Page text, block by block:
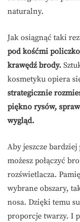
naturalny.
Jak osiągnąć taki
pod kośćmi
krawędź brody.
kosmetyku opiera
strategicznie
piękno rysów,
wygląd.
Aby jeszcze
możesz połączyć
rozświetlacza.
wybrane obszary,
nosa. Dzięki temu
proporcje twarzy. I